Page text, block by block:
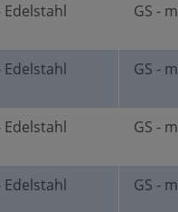
Edelstahl GS -
Edelstahl GS -
Edelstahl GS -
Edelstahl GS -